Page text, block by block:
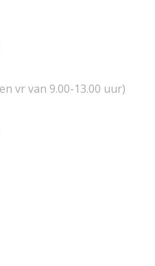
vr van 9.00-13.00 uur)